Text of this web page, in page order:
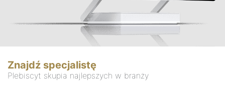
Znajdź specjalistę
Plebiscyt skupia najlepszych w branży